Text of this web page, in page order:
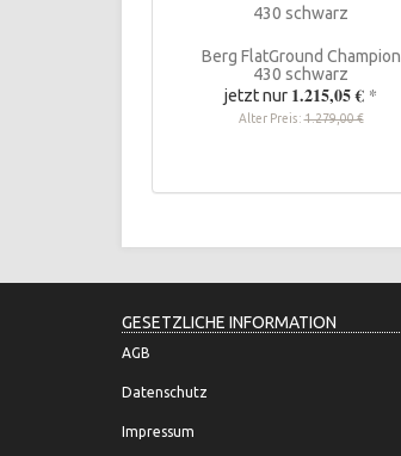
Berg FlatGround Champion
430 schwarz
jetzt nur 1.215,05 € *
Alter Preis:1.279,00 €
GESETZLICHE INFORMATION
AGB
Datenschutz
Impressum